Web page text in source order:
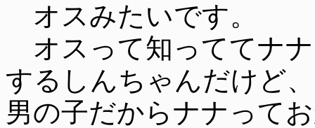
オスみたいです。
オスって知っててナ
するしんちゃんだけど、
男の子だからナナって